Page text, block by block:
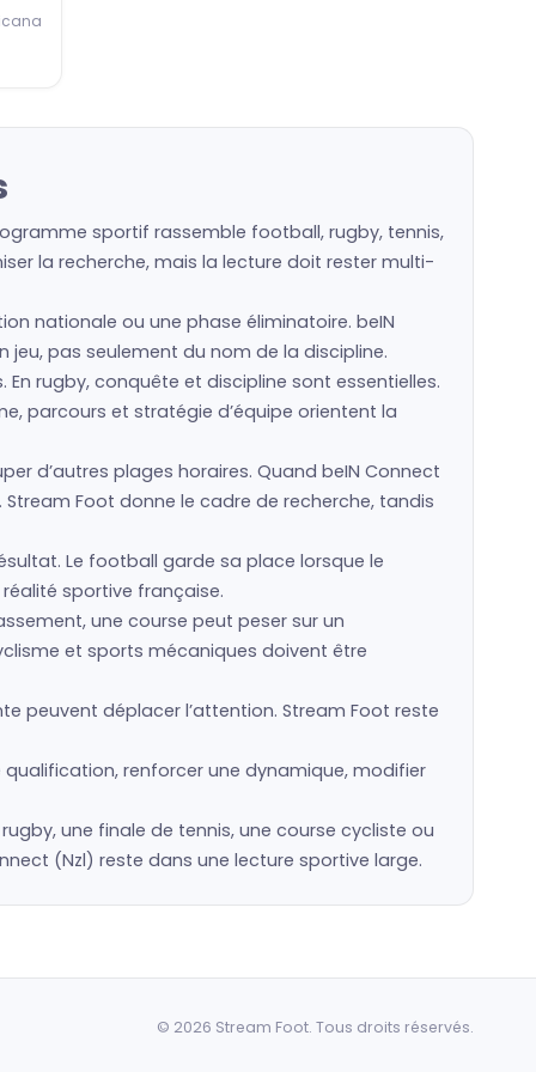
sportif rassemble football, rugby, tennis,
la recherche, mais la lecture doit rester multi-
nationale ou une phase éliminatoire. beIN
pas seulement du nom de la discipline.
rugby, conquête et discipline sont essentielles.
parcours et stratégie d’équipe orientent la
d’autres plages horaires. Quand beIN Connect
Foot donne le cadre de recherche, tandis
Le football garde sa place lorsque le
sportive française.
une course peut peser sur un
et sports mécaniques doivent être
peuvent déplacer l’attention. Stream Foot reste
renforcer une dynamique, modifier
une finale de tennis, une course cycliste ou
(Nzl) reste dans une lecture sportive large.
© 2026 Stream Foot. Tous droits réservés.